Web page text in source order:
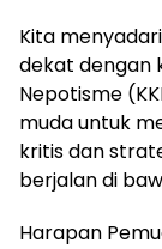
‎Kita
dekat dengan
Nepotisme
muda untuk
kritis dan
berjalan di
Harapan